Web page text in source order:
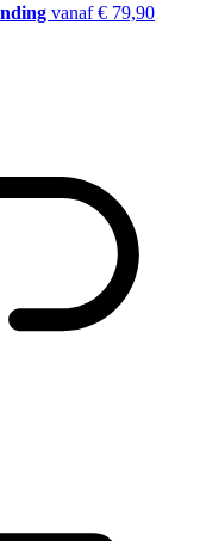
vanaf € 79,90